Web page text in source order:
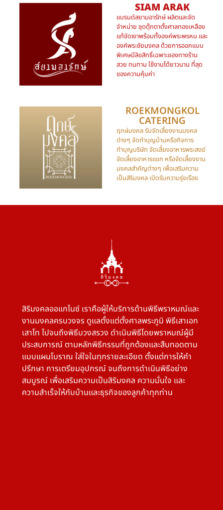
SIAM ARAK
แบรนด์สยามอารักษ์ ผลิตและจัด
จำหน่าย ชุดตุ๊กตาตั้งศาลทองเหลือง
แท้ขัดเงาพร้อมทั้งองค์พระพรหม และ
องค์พระชัยมงคล ด้วยการออกแบบ
พิเศษมีลิขสิทธิ์เฉพาะของทางร้าน
สวย ทนทาน ใช้งานได้ยาวนาน ที่สุด
ของความคุ้มค่า
ROEKMONGKOL
CATERING​
ฤกษ์มงคล รับจัดเลี้ยงงานมงคล
ต่างๆ จัดทำบุญบ้านหรือกิจการ
ทำบุญบริษัท จัดเลี้ยงอาหารพระสงฆ์
จัดเลี้ยงอาหารแขก หรือจัดเลี้ยงงาน
มงคลสำคัญต่างๆ เพื่อเสริมความ
เป็นสิริมงคล เปิดรับความรุ่งเรือง
สิริมงคลออแกไนซ์ เราคือผู้ให้บริการด้านพิธีพราหมณ์และ
งานมงคลครบวงจร ดูแลตั้งแต่ตั้งศาลพระภูมิ พิธีเสาเอก
เสาโท ไปจนถึงพิธีบวงสรวง ดำเนินพิธีโดยพราหมณ์ผู้มี
ประสบการณ์ ตามหลักพิธีกรรมที่ถูกต้องและสืบทอดตาม
แบบแผนโบราณ ใส่ใจในทุกรายละเอียด ตั้งแต่การให้คำ
ปรึกษา การเตรียมอุปกรณ์ จนถึงการดำเนินพิธีอย่าง
สมบูรณ์ เพื่อเสริมความเป็นสิริมงคล ความมั่นใจ และ
ความสำเร็จให้กับบ้านและธุรกิจของลูกค้าทุกท่าน